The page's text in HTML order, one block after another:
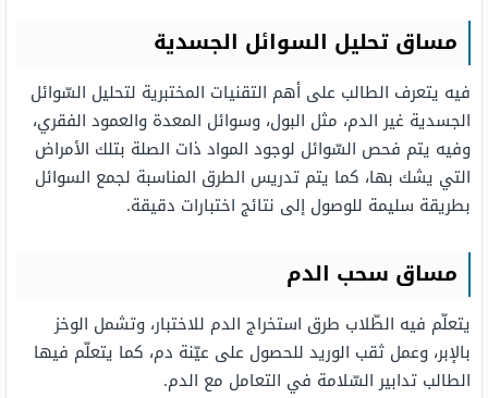
مساق تحليل السوائل الجسدية
فيه يتعرف الطالب على أهم التقنيات المختبرية لتحليل السّوائل
الجسدية غير الدم، مثل البول، وسوائل المعدة والعمود الفقري،
وفيه يتم فحص السّوائل لوجود المواد ذات الصلة بتلك الأمراض
التي يشك بها، كما يتم تدريس الطرق المناسبة لجمع السوائل
بطريقة سليمة للوصول إلى نتائج اختبارات دقيقة.
مساق سحب الدم
يتعلّم فيه الطّلاب طرق استخراج الدم للاختبار، وتشمل الوخز
بالإبر، وعمل ثقب الوريد للحصول على عيّنة دم، كما يتعلّم فيها
الطالب تدابير السّلامة في التعامل مع الدم.